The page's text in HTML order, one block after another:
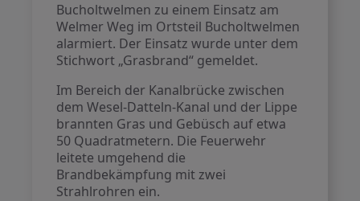
Bucholtwelmen zu einem Einsatz am
Welmer Weg im Ortsteil Bucholtwelmen
alarmiert. Der Einsatz wurde unter dem
Stichwort „Grasbrand“ gemeldet.
Im Bereich der Kanalbrücke zwischen
dem Wesel-Datteln-Kanal und der Lippe
brannten Gras und Gebüsch auf etwa
50 Quadratmetern. Die Feuerwehr
leitete umgehend die
Brandbekämpfung mit zwei
Strahlrohren ein.